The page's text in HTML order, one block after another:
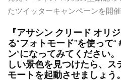
たツイッターキャンペーンを開
『アサシン クリード オリ
る“フォトモード”を使って
ン”になってみてください
しい景色を見つけたら、ス
モートを起動させましょう。